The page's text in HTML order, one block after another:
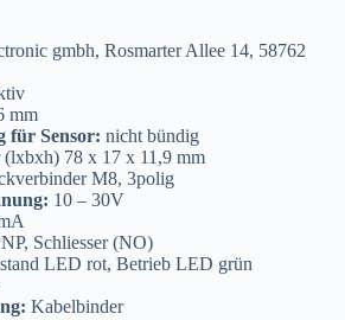
gmbh, Rosmarter Allee 14, 58762
mm
für Sensor: nicht bündig
(lxbxh) 78 x 17 x 11,9 mm
M8, 3polig
10 – 30V
Schliesser (NO)
LED rot, Betrieb LED grün
Kabelbinder